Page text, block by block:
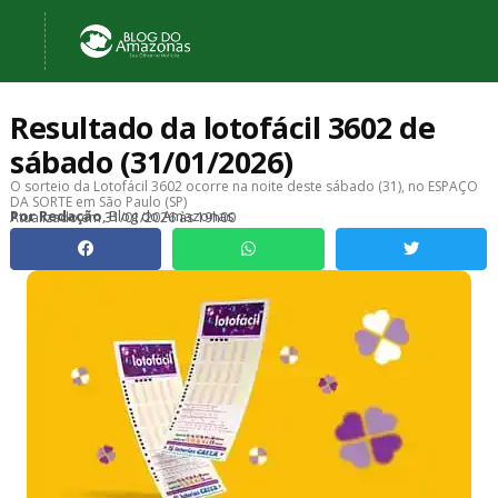
Resultado da lotofácil 3602 de
sábado (31/01/2026)
O sorteio da Lotofácil 3602 ocorre na noite deste sábado (31), no ESPAÇO
DA SORTE em São Paulo (SP)
PorRedação, Blog do Amazonas
Atualizado em31/01/2026 às 19h00